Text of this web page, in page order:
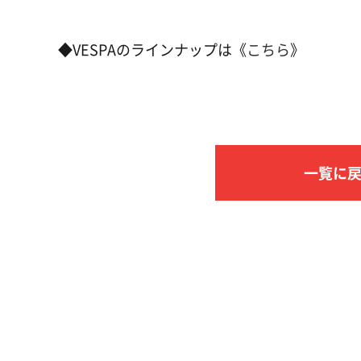
◆VESPAのラインナップは《こちら》
一覧に